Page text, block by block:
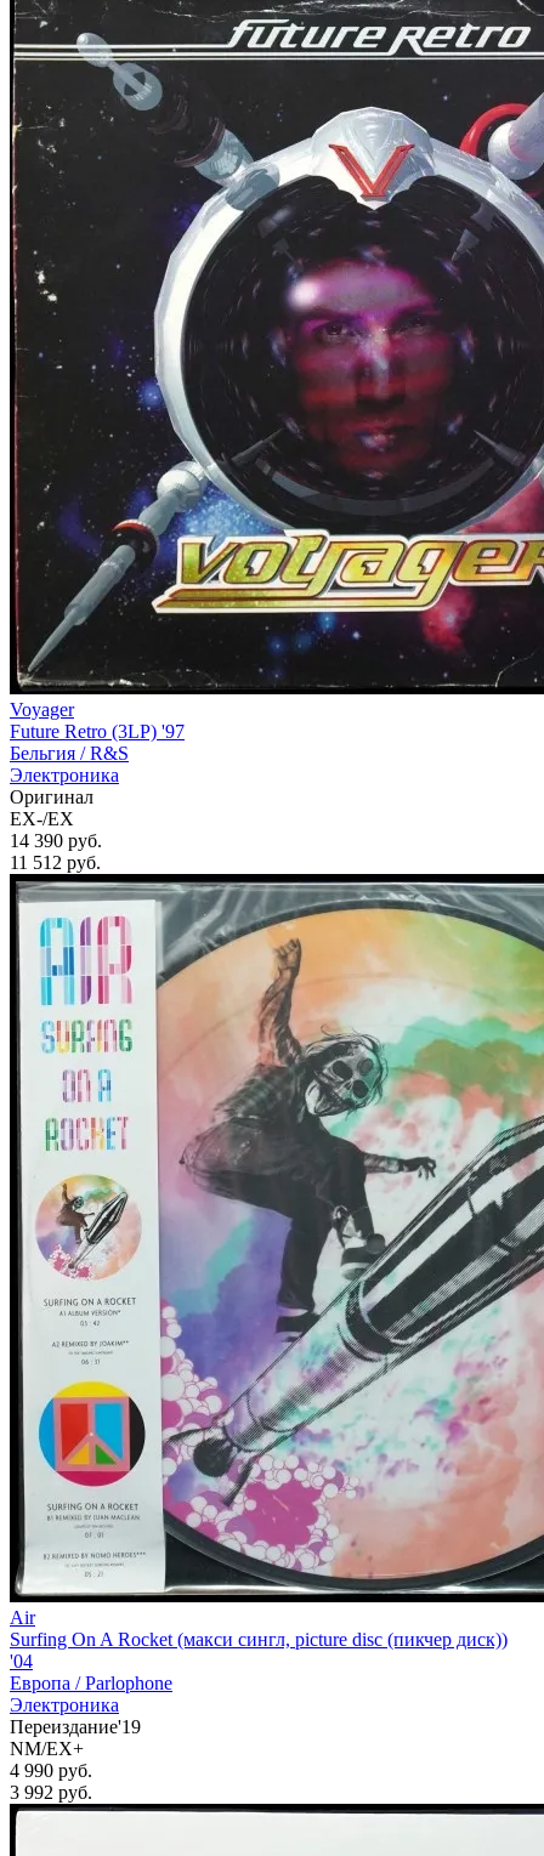
Voyager
Future Retro (3LP) '97
Бельгия /R&S
Электроника
Оригинал
EX-/EX
14 390 руб.
11 512 руб.
Air
Surfing On A Rocket (макси сингл, picture disc (пикчер диск))
'04
Европа /Parlophone
Электроника
Переиздание'19
NM/EX+
4 990 руб.
3 992 руб.